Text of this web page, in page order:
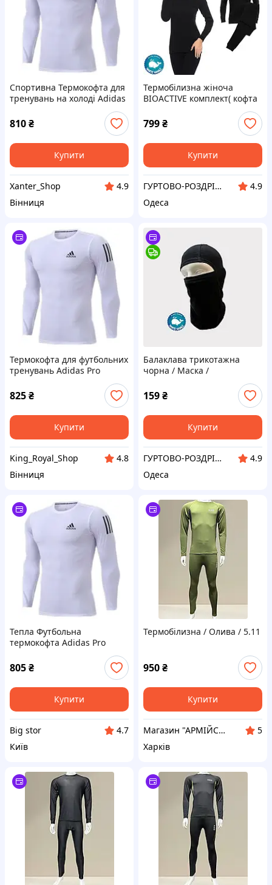
Спортивна Термокофта для
тренувань на холоді Adidas
Pro Combat Dri-Fit Core Opt
1407 6
810₴
Купити
Xanter_Shop
4.9
Вінниця
Термобілизна жіноча
BIOACTIVE комплект( кофта
термобілизна
799₴
Купити
ГУРТОВО-РОЗДРІБНИЙ ІНТЕРНЕТ-МАГАЗИН "WHITE WHALE in any season"®
4.9
Одеса
Термокофта для футбольних
тренувань Adidas Pro
1407 4
825₴
Купити
King_Royal_Shop
4.8
Вінниця
Балаклава трикотажна
чорна / Маска /
Подшлемник / Шапка-маска
159₴
Купити
ГУРТОВО-РОЗДРІБНИЙ ІНТЕРНЕТ-МАГАЗИН "WHITE WHALE in any season"®
4.9
Одеса
Тепла Футбольна
термокофта Adidas Pro
1407 5
805₴
Купити
Big stor
4.7
Київ
Термобілизна / Олива / 5.11
950₴
Купити
Магазин "АРМІЙСЬКИЙ"
5
Харків